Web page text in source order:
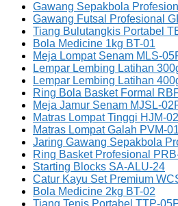
Gawang Sepakbola
Gawang Futsal Profesional
Tiang Bulutangkis Portabel
Bola Medicine 1kg BT-01
Meja Lompat Senam MLS-
Lempar Lembing Latihan
Lempar Lembing Latihan
Ring Bola Basket Formal
Meja Jamur Senam MJSL-
Matras Lompat Tinggi HJM-
Matras Lompat Galah PVM-
Jaring Gawang Sepakbola
Ring Basket Profesional
Starting Blocks SA-ALU-24
Catur Kayu Set Premium
Bola Medicine 2kg BT-02
Tiang Tenis Portabel TTP-